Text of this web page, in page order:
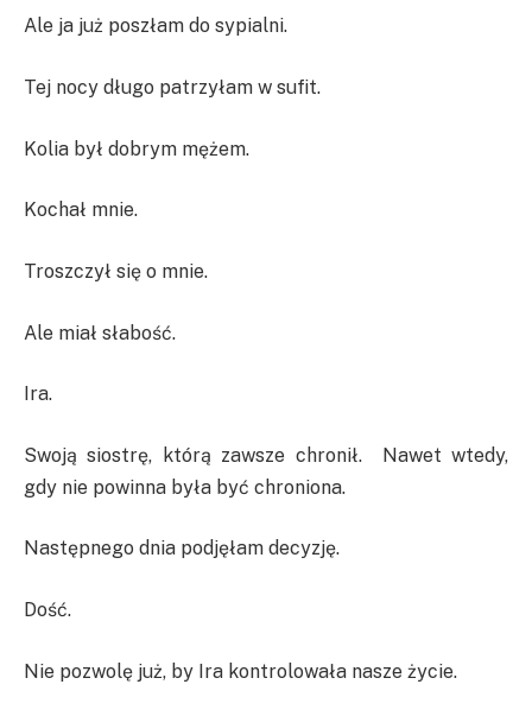
Ale ja już poszłam do sypialni.
Tej nocy długo patrzyłam w sufit.
Kolia był dobrym mężem.
Kochał mnie.
Troszczył się o mnie.
Ale miał słabość.
Ira.
Swoją siostrę, którą zawsze chronił. Nawet wtedy,
gdy nie powinna była być chroniona.
Następnego dnia podjęłam decyzję.
Dość.
Nie pozwolę już, by Ira kontrolowała nasze życie.